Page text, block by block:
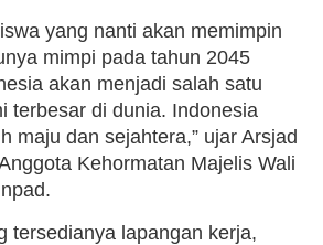
yang nanti akan memimpin
mimpi pada tahun 2045
akan menjadi salah satu
terbesar di dunia. Indonesia
maju dan sejahtera,” ujar Arsjad
Kehormatan Majelis Wali
tersedianya lapangan kerja,